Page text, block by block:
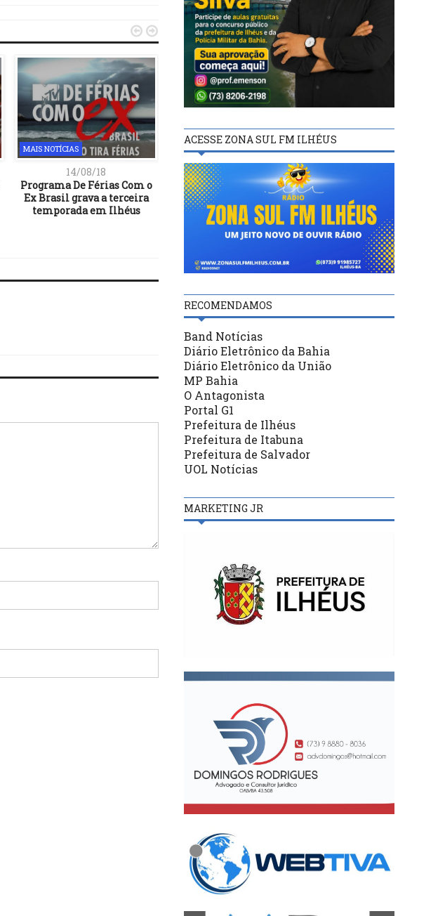
MAIS NOTÍCIAS
14/08/18
Programa De Férias Com o
Ex Brasil grava a terceira
temporada em Ilhéus
MAIS NOTÍCIAS
27/05/21
Com condicionantes, CONSU
aprova retorno de aulas
práticas presenciais na
UESC
MAIS NOTÍCIAS
Fies mantém limite de
mil por mês para
financiamento
 
ACESSE ZONA SUL FM ILHÉUS
RECOMENDAMOS
Band Notícias
Diário Eletrônico da Bahia
Diário Eletrônico da União
MP Bahia
O Antagonista
Portal G1
Prefeitura de Ilhéus
Prefeitura de Itabuna
Prefeitura de Salvador
UOL Notícias
MARKETING JR